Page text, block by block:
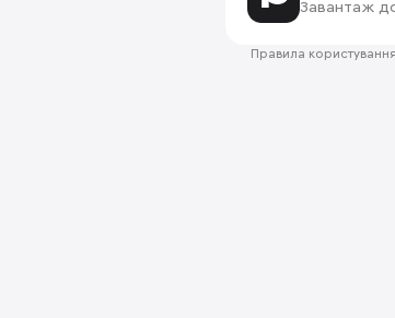
Завантаж
Правила